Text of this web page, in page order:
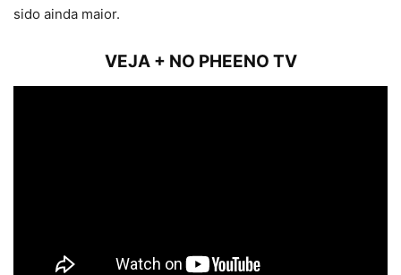
sido ainda maior.
VEJA + NO PHEENO TV